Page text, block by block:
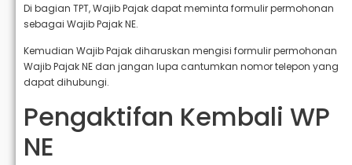
Di bagian TPT, Wajib Pajak dapat meminta formulir permohonan
sebagai Wajib Pajak NE.
Kemudian Wajib Pajak diharuskan mengisi formulir permohonan
Wajib Pajak NE dan jangan lupa cantumkan nomor telepon yang
dapat dihubungi.
Pengaktifan Kembali WP
NE